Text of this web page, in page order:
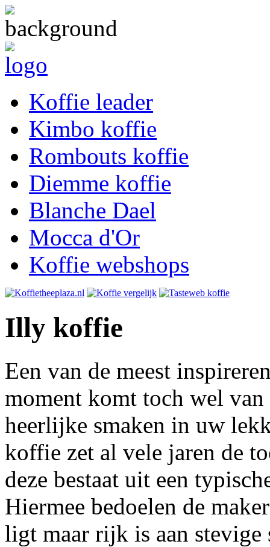
Koffie leader
Kimbo koffie
Rombouts koffie
Diemme koffie
Blanche Dael
Mocca d'Or
Koffie webshops
Illy koffie
Een van de meest
moment komt toch wel
heerlijke smaken in uw
koffie zet al vele jaren de
deze bestaat uit een
Hiermee bedoelen de
ligt maar rijk is aan